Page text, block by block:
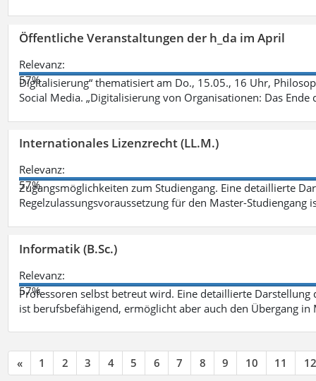
Öffentliche Veranstaltungen der h_da im April
Relevanz:
57%
Digitalisierung“ thematisiert am Do., 15.05., 16 Uhr,
Social Media. „Digitalisierung von Organisationen: Das Ende
Internationales Lizenzrecht (LL.M.)
Relevanz:
57%
Zugangsmöglichkeiten zum Studiengang. Eine detaillierte
Regelzulassungsvoraussetzung für den Master-
Informatik (B.Sc.)
Relevanz:
57%
Professoren selbst betreut wird. Eine detaillierte
ist berufsbefähigend, ermöglicht aber auch den Übergang in
« 1 2 3 4 5 6 7 8 9 10 11 12